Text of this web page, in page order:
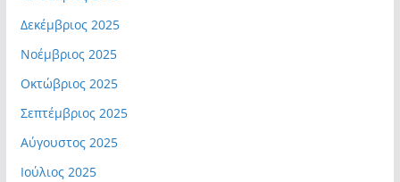
Δεκέμβριος 2025
Νοέμβριος 2025
Οκτώβριος 2025
Σεπτέμβριος 2025
Αύγουστος 2025
Ιούλιος 2025